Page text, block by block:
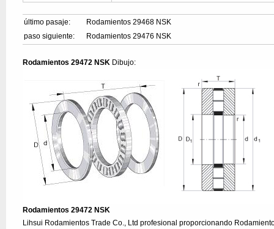
último pasaje:
Rodamientos 29468 NSK
paso siguiente:
Rodamientos 29476 NSK
Rodamientos 29472 NSK Dibujo:
Rodamientos 29472 NSK
Lihsui Rodamientos Trade Co., Ltd profesional proporcionando